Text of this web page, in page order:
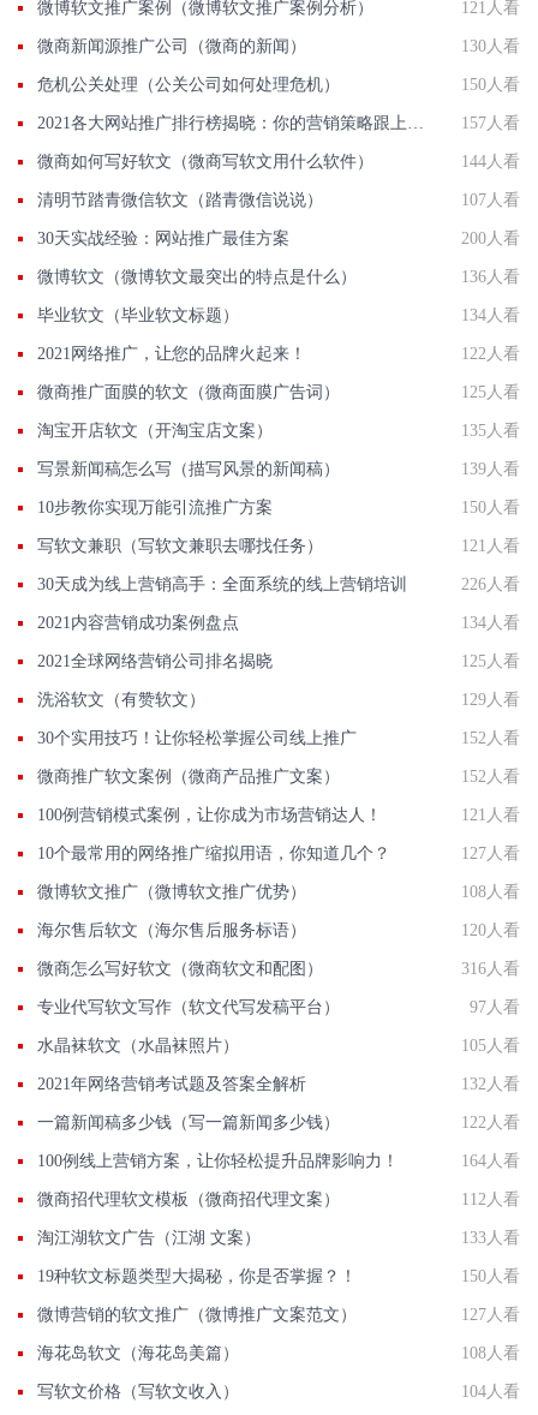
微博软文推广案例（微博软文推广案例分析） 121人看
微商新闻源推广公司（微商的新闻） 130人看
危机公关处理（公关公司如何处理危机） 150人看
2021各大网站推广排行榜揭晓：你的营销策略跟上榜单了吗？ 157人看
微商如何写好软文（微商写软文用什么软件） 144人看
清明节踏青微信软文（踏青微信说说） 107人看
30天实战经验：网站推广最佳方案 200人看
微博软文（微博软文最突出的特点是什么） 136人看
毕业软文（毕业软文标题） 134人看
2021网络推广，让您的品牌火起来！ 122人看
微商推广面膜的软文（微商面膜广告词） 125人看
淘宝开店软文（开淘宝店文案） 135人看
写景新闻稿怎么写（描写风景的新闻稿） 139人看
10步教你实现万能引流推广方案 150人看
写软文兼职（写软文兼职去哪找任务） 121人看
30天成为线上营销高手：全面系统的线上营销培训 226人看
2021内容营销成功案例盘点 134人看
2021全球网络营销公司排名揭晓 125人看
洗浴软文（有赞软文） 129人看
30个实用技巧！让你轻松掌握公司线上推广 152人看
微商推广软文案例（微商产品推广文案） 152人看
100例营销模式案例，让你成为市场营销达人！ 121人看
10个最常用的网络推广缩拟用语，你知道几个？ 127人看
微博软文推广（微博软文推广优势） 108人看
海尔售后软文（海尔售后服务标语） 120人看
微商怎么写好软文（微商软文和配图） 316人看
专业代写软文写作（软文代写发稿平台） 97人看
水晶袜软文（水晶袜照片） 105人看
2021年网络营销考试题及答案全解析 132人看
一篇新闻稿多少钱（写一篇新闻多少钱） 122人看
100例线上营销方案，让你轻松提升品牌影响力！ 164人看
微商招代理软文模板（微商招代理文案） 112人看
淘江湖软文广告（江湖 文案） 133人看
19种软文标题类型大揭秘，你是否掌握？！ 150人看
微博营销的软文推广（微博推广文案范文） 127人看
海花岛软文（海花岛美篇） 108人看
写软文价格（写软文收入） 104人看